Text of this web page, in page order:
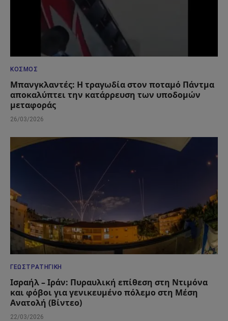
ΚΌΣΜΟΣ
Μπανγκλαντές: Η τραγωδία στον ποταμό Πάντμα
αποκαλύπτει την κατάρρευση των υποδομών
μεταφοράς
26/03/2026
ΓΕΩΣΤΡΑΤΗΓΙΚΉ
Ισραήλ – Ιράν: Πυραυλική επίθεση στη Ντιμόνα
και φόβοι για γενικευμένο πόλεμο στη Μέση
Ανατολή (Βίντεο)
22/03/2026